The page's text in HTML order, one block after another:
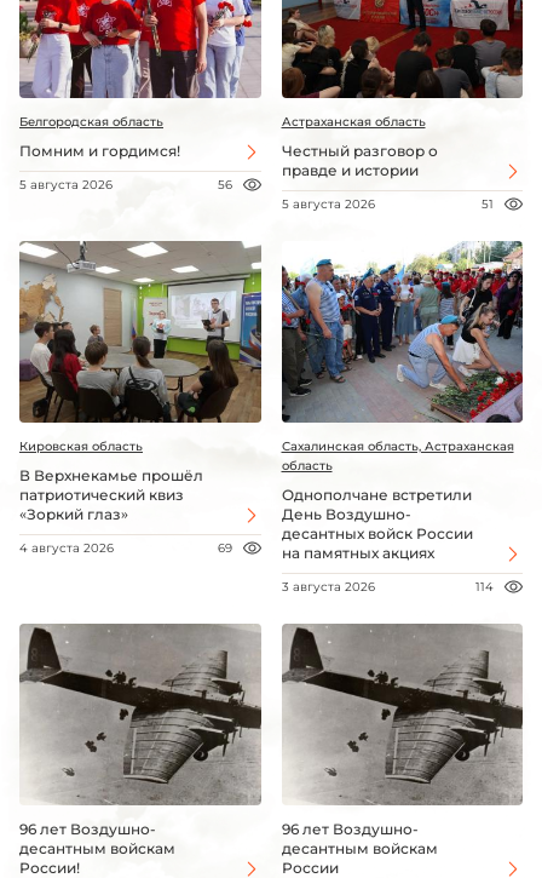
Белгородская область
Помним и гордимся!
5 августа 2026 56
Астраханская область
Честный разговор о
правде и истории
5 августа 2026 51
Кировская область
В Верхнекамье прошёл
патриотический квиз
«Зоркий глаз»
4 августа 2026 69
Сахалинская область, Астраханская
область
Однополчане встретили
День Воздушно-
десантных войск России
на памятных акциях
3 августа 2026 114
96 лет Воздушно-
десантным войскам
России!
96 лет Воздушно-
десантным войскам
России